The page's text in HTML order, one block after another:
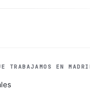
TRABAJAMOS EN